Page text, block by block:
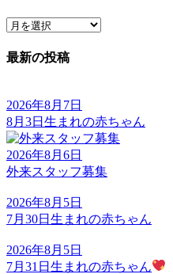
最新の投稿
2026年8月7日
8月3日生まれの赤ちゃん
2026年8月6日
外来スタッフ募集
2026年8月5日
7月30日生まれの赤ちゃん
2026年8月5日
7月31日生まれの赤ちゃん